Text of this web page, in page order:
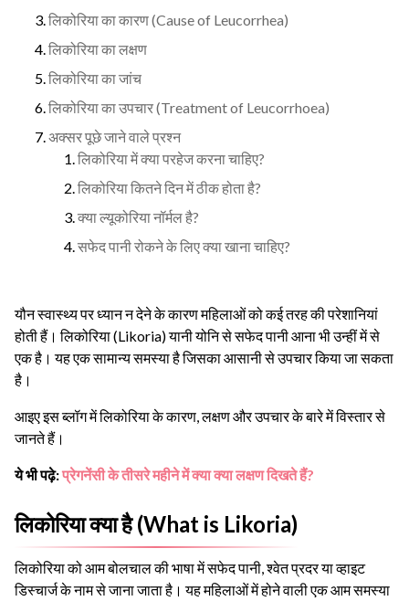
लिकोरिया का कारण (Cause of Leucorrhea)
लिकोरिया का लक्षण
लिकोरिया का जांच
लिकोरिया का उपचार (Treatment of Leucorrhoea)
अक्सर पूछे जाने वाले प्रश्न
लिकोरिया में क्या परहेज करना चाहिए?
लिकोरिया कितने दिन में ठीक होता है?
क्या ल्यूकोरिया नॉर्मल है?
सफेद पानी रोकने के लिए क्या खाना चाहिए?
यौन स्वास्थ्य पर ध्यान न देने के कारण महिलाओं को कई तरह की परेशानियां
होती हैं। लिकोरिया (Likoria) यानी योनि से सफेद पानी आना भी उन्हीं में से
एक है। यह एक सामान्य समस्या है जिसका आसानी से उपचार किया जा सकता
है।
आइए इस ब्लॉग में लिकोरिया के कारण, लक्षण और उपचार के बारे में विस्तार से
जानते हैं।
ये भी पढ़े:प्रेगनेंसी के तीसरे महीने में क्या क्या लक्षण दिखते हैं?
लिकोरिया क्या है (What is Likoria)
लिकोरिया को आम बोलचाल की भाषा में सफेद पानी, श्वेत प्रदर या व्हाइट
डिस्चार्ज के नाम से जाना जाता है। यह महिलाओं में होने वाली एक आम समस्या